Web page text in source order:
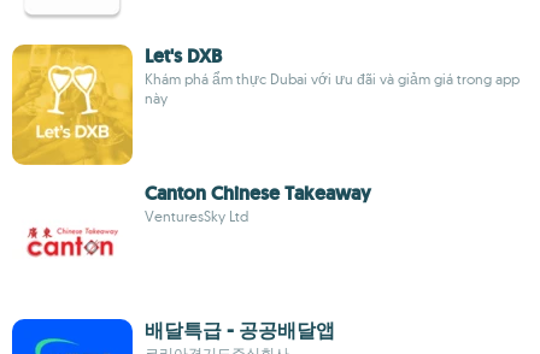
Let's DXB
Khám phá ẩm thực Dubai với ưu đãi và giảm giá trong app
này
Canton Chinese Takeaway
VenturesSky Ltd
배달특급 - 공공배달앱